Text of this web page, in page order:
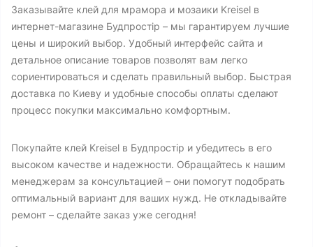
Заказывайте клей для мрамора и мозаики Kreisel в
интернет-магазине Будпростір – мы гарантируем лучшие
цены и широкий выбор. Удобный интерфейс сайта и
детальное описание товаров позволят вам легко
сориентироваться и сделать правильный выбор. Быстрая
доставка по Киеву и удобные способы оплаты сделают
процесс покупки максимально комфортным.
Покупайте клей Kreisel в Будпростір и убедитесь в его
высоком качестве и надежности. Обращайтесь к нашим
менеджерам за консультацией – они помогут подобрать
оптимальный вариант для ваших нужд. Не откладывайте
ремонт – сделайте заказ уже сегодня!